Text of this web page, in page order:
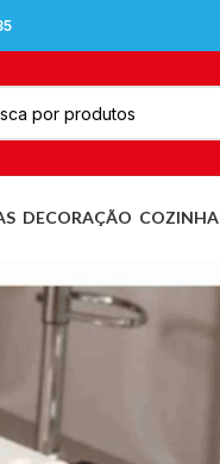
DECORAÇÃO COZINHA